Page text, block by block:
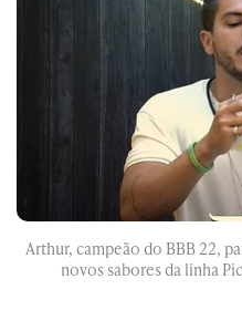
Arthur, campeão do BBB 22,
novos sabores da linha